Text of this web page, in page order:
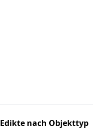
Edikte nach Objekttyp